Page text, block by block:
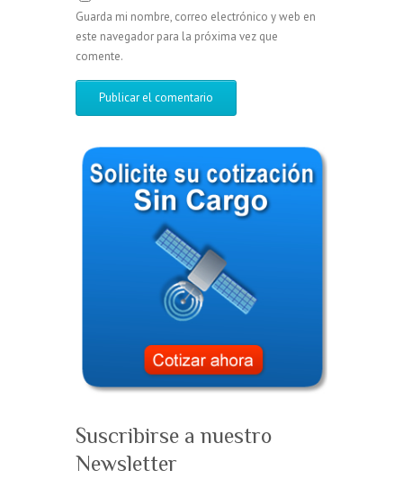
Guarda mi nombre, correo electrónico y web en
este navegador para la próxima vez que
comente.
Suscribirse a nuestro
Newsletter